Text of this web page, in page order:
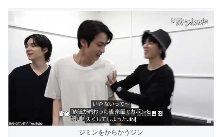
ジミンをからかうジン